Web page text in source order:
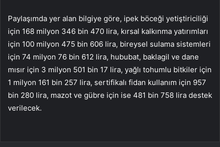
Paylaşımda yer alan bilgiye göre, ipek böceği yetiştiriciliği
için 168 milyon 346 bin 470 lira, kırsal kalkınma yatırımları
için 100 milyon 475 bin 606 lira, bireysel sulama sistemleri
için 74 milyon 76 bin 612 lira, hububat, baklagil ve dane
mısır için 3 milyon 501 bin 17 lira, yağlı tohumlu bitkiler için
1 milyon 161 bin 257 lira, sertifikalı fidan kullanım için 957
bin 280 lira, mazot ve gübre için ise 481 bin 758 lira destek
verilecek.